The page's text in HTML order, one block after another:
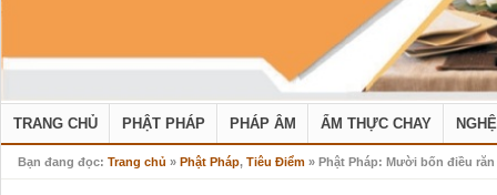
TRANG CHỦ PHẬT PHÁP PHÁP ÂM ẨM THỰC CHAY
Bạn đang đọc: Trang chủ » Phật Pháp, Tiêu Điểm » Phật Pháp: Mười bốn điều răn